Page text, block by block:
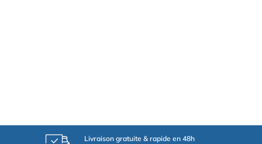
Livraison gratuite & rapide en 48h